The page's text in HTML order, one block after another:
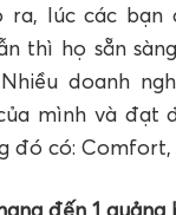
ra, lúc các bạn
thì họ sẵn
doanh
mình và đạt
đó có:
đến 1 quảng